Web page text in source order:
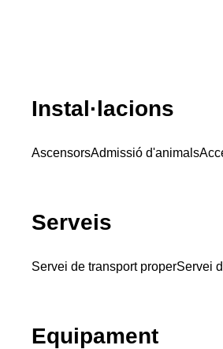
Instal·lacions
AscensorsAdmissió d'animals
Serveis
Servei de transport properServei
Equipament